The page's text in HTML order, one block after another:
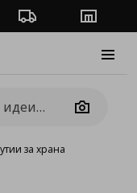
Проследяване на
Camera
за храна